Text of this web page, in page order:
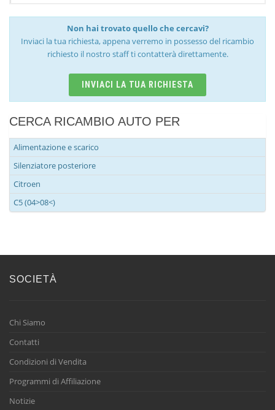
Non hai trovato quello che cercavi?
Inviaci la tua richiesta, appena verremo in possesso del ricambio
richiesto il nostro staff ti contatterà direttamente.
INVIACI LA TUA RICHIESTA
CERCA RICAMBIO AUTO PER
Alimentazione e scarico
Silenziatore posteriore
Citroen
C5 (04>08<)
SOCIETÀ
Chi Siamo
Contatti
Condizioni di Vendita
Programmi di Affiliazione
Notizie